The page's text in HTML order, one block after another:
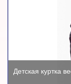
Детская куртка